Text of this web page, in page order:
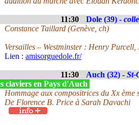
11:30 Dole (39) -
Constance Taillard (Genève, ch)
Versailles – Westminster : Henry
Lien : amisorguedole.fr/
11:30 Auch (32) - St-
claviers en Pays d'Auch
Hommage aux compositrices du Xx ème
De Florence B. Price à Sarah Davachi